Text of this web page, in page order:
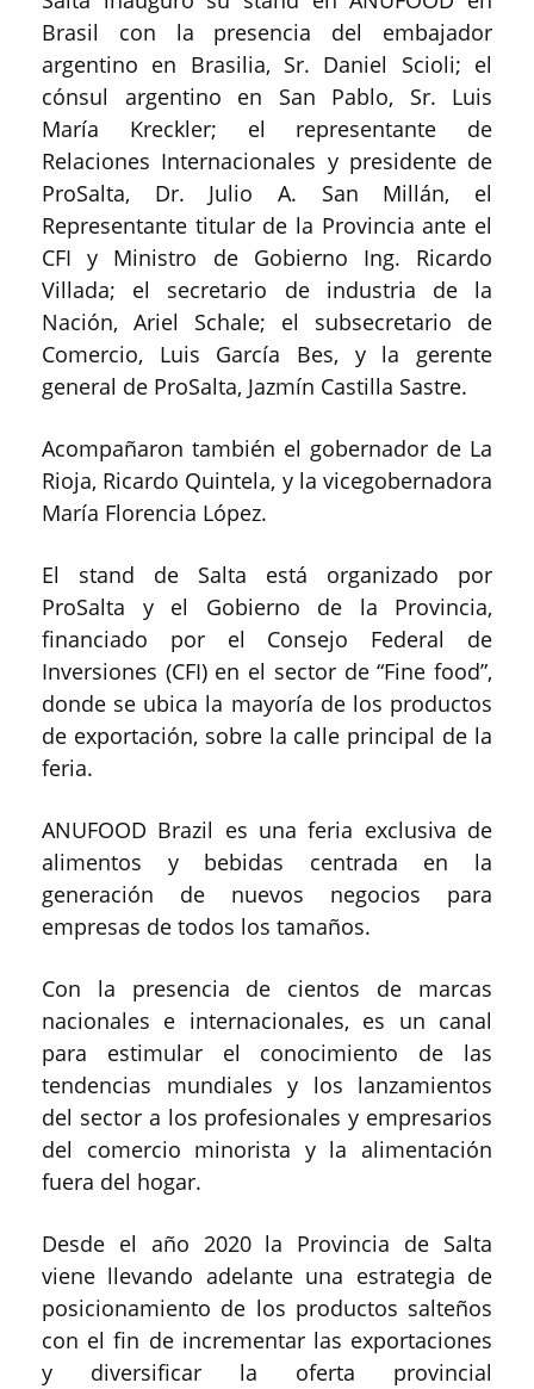
Brasil con la presencia del embajador
argentino en Brasilia, Sr. Daniel Scioli; el
cónsul argentino en San Pablo, Sr. Luis
María Kreckler; el representante de
Relaciones Internacionales y presidente de
ProSalta, Dr. Julio A. San Millán, el
Representante titular de la Provincia ante el
CFI y Ministro de Gobierno Ing. Ricardo
Villada; el secretario de industria de la
Nación, Ariel Schale; el subsecretario de
Comercio, Luis García Bes, y la gerente
general de ProSalta, Jazmín Castilla Sastre.
Acompañaron también el gobernador de La
Rioja, Ricardo Quintela, y la vicegobernadora
María Florencia López.
El stand de Salta está organizado por
ProSalta y el Gobierno de la Provincia,
financiado por el Consejo Federal de
Inversiones (CFI) en el sector de “Fine food”,
donde se ubica la mayoría de los productos
de exportación, sobre la calle principal de la
feria.
ANUFOOD Brazil es una feria exclusiva de
alimentos y bebidas centrada en la
generación de nuevos negocios para
empresas de todos los tamaños.
Con la presencia de cientos de marcas
nacionales e internacionales, es un canal
para estimular el conocimiento de las
tendencias mundiales y los lanzamientos
del sector a los profesionales y empresarios
del comercio minorista y la alimentación
fuera del hogar.
Desde el año 2020 la Provincia de Salta
viene llevando adelante una estrategia de
posicionamiento de los productos salteños
con el fin de incrementar las exportaciones
y diversificar la oferta provincial